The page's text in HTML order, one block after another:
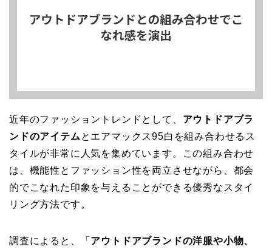
近年のファッショントレンドとして、 アウトドアブラ
ンドのアイテム とエアマックス95白を組み合わせるス
タイルが非常に人気を集めています。この組み合わせ
は、機能性とファッション性を両立させながら、都会
的でこなれた印象を与えることができる優秀なスタイ
リング方法です。
調査によると、「 アウトドアブランドの洋服や小物、